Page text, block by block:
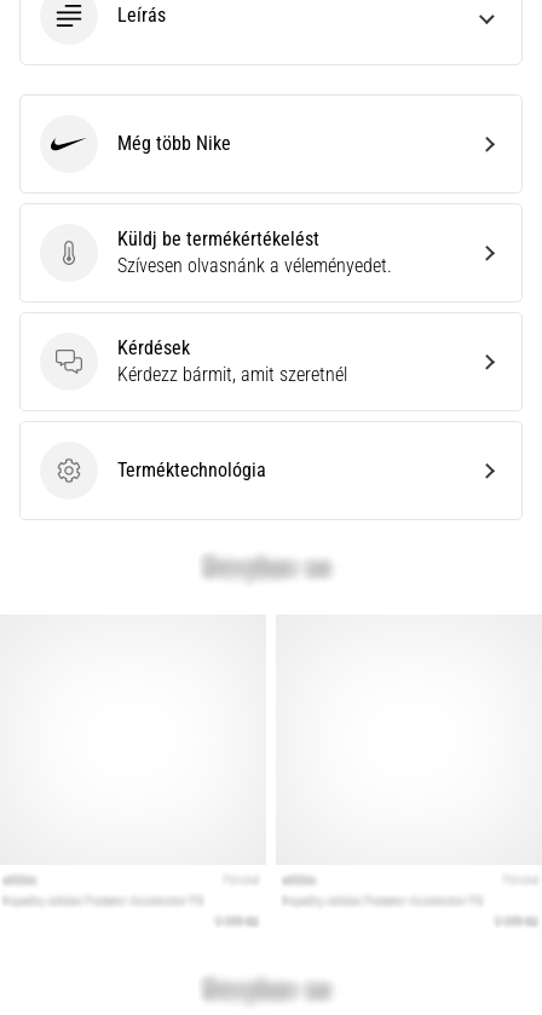
Leírás
Küldj be termékértékelést
Küldj be termékértékelést
Szívesen olvasnánk a véleményedet.
Kérdések
Kérdések
Kérdezz bármit, amit szeretnél
Terméktechnológia
Terméktechnológia
Még több Nike